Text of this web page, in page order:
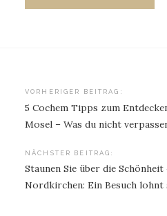
Beitragsnavigation
VORHERIGER BEITRAG:
5 Cochem Tipps zum
Mosel – Was du nicht
NÄCHSTER BEITRAG:
Staunen Sie über die
Nordkirchen: Ein Besuch lohnt